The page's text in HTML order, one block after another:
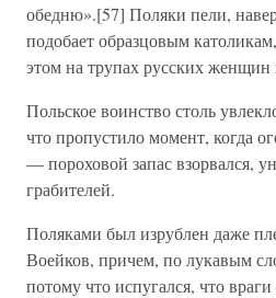
обедню».[57] Поляки пели,
подобает образцовым
этом на трупах русских женщин
Польское воинство столь
что пропустило момент, когда
— пороховой запас взорвался,
грабителей.
Поляками был изрублен даже
Воейков, причем, по лукавым
потому что испугался, что